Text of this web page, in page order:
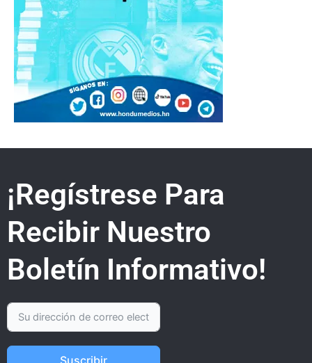
¡Regístrese Para
Recibir Nuestro
Boletín Informativo!
Suscribir